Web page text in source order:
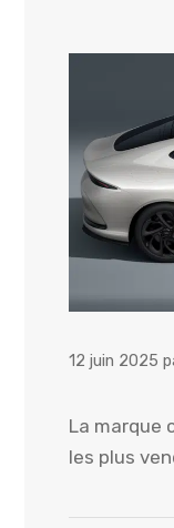
12 juin 2025
La marque
les plus